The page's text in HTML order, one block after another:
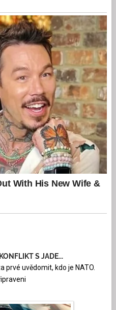
S JADE...
prvé uvědomit, kdo je NATO.